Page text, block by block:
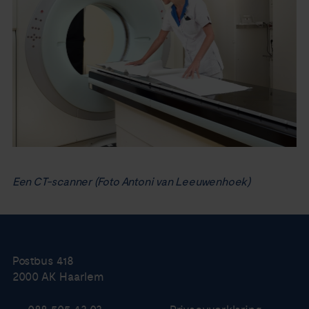
Een CT-scanner (Foto Antoni van Leeuwenhoek)
Postbus 418
2000 AK Haarlem